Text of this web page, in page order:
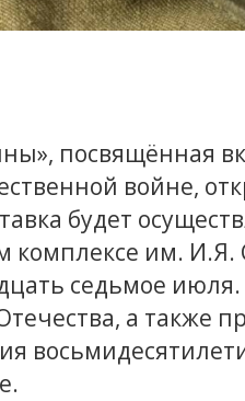
посвящённая
войне,
будет
комплексе им. И.Я.
седьмое
а также